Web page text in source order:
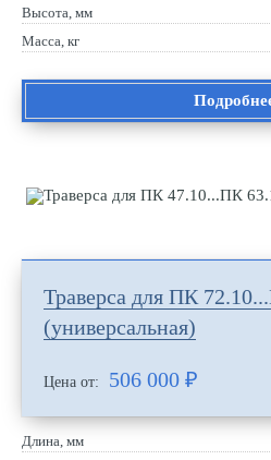
Высота, мм
Масса, кг
Траверса для ПК
(универсальная)
Цена от: 506 000 ₽
Длина, мм